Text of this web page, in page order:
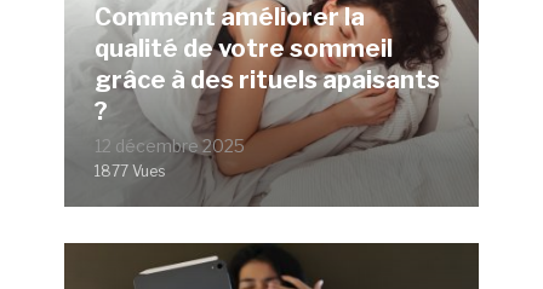
Comment améliorer la
qualité de votre sommeil
grâce à des rituels apaisants
?
12 décembre 2025
1877 Vues